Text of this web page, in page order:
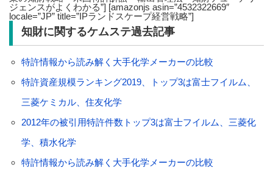
ジェンスがよくわかる”] [amazonjs asin=”4532322669″
locale=”JP” title=”IPランドスケープ経営戦略”]
知財に関するケムステ過去記事
特許情報から読み解く大手化学メーカーの比較
特許資産規模ランキング2019、トップ3は富士フイルム、
三菱ケミカル、住友化学
2012年の被引用特許件数トップ3は富士フイルム、三菱化
学、積水化学
特許情報から読み解く大手化学メーカーの比較